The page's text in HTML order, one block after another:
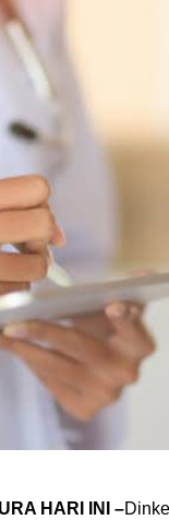
HARI INI –